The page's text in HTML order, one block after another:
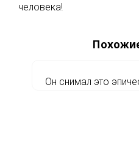
человека!
Он снимал это